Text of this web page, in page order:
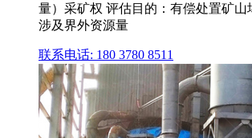
量）采矿权 评估目的：有偿处置矿山
涉及界外资源量
联系电话: 180 3780 8511